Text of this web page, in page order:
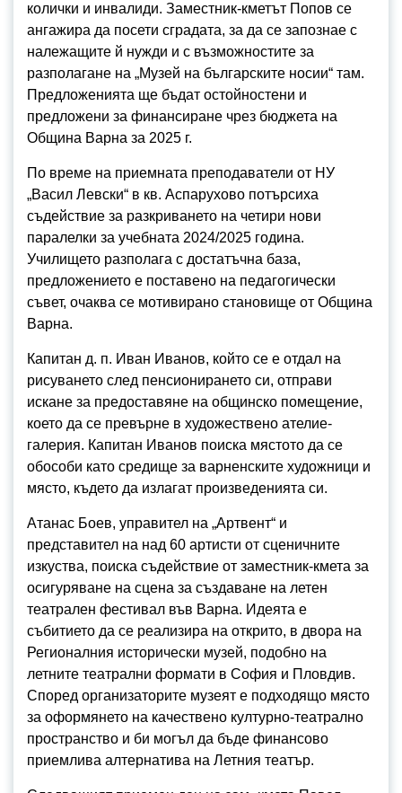
колички и инвалиди. Заместник-кметът Попов се
ангажира да посети сградата, за да се запознае с
належащите й нужди и с възможностите за
разполагане на „Музей на българските носии“ там.
Предложенията ще бъдат остойностени и
предложени за финансиране чрез бюджета на
Община Варна за 2025 г.
По време на приемната преподаватели от НУ
„Васил Левски“ в кв. Аспарухово потърсиха
съдействие за разкриването на четири нови
паралелки за учебната 2024/2025 година.
Училището разполага с достатъчна база,
предложението е поставено на педагогически
съвет, очаква се мотивирано становище от Община
Варна.
Капитан д. п. Иван Иванов, който се е отдал на
рисуването след пенсионирането си, отправи
искане за предоставяне на общинско помещение,
което да се превърне в художествено ателие-
галерия. Капитан Иванов поиска мястото да се
обособи като средище за варненските художници и
място, където да излагат произведенията си.
Атанас Боев, управител на „Артвент“ и
представител на над 60 артисти от сценичните
изкуства, поиска съдействие от заместник-кмета за
осигуряване на сцена за създаване на летен
театрален фестивал във Варна. Идеята е
събитието да се реализира на открито, в двора на
Регионалния исторически музей, подобно на
летните театрални формати в София и Пловдив.
Според организаторите музеят е подходящо място
за оформянето на качествено културно-театрално
пространство и би могъл да бъде финансово
приемлива алтернатива на Летния театър.